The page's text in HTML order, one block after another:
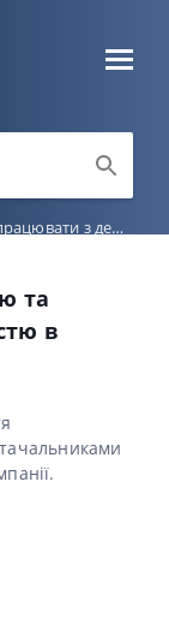
та кредиторською заборгованістю в Bimp?
та
в